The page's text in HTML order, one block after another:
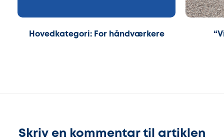
Hovedkategori: For håndværkere
Skriv en kommentar til artiklen